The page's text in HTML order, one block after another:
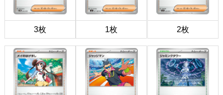
3枚 1枚 2枚